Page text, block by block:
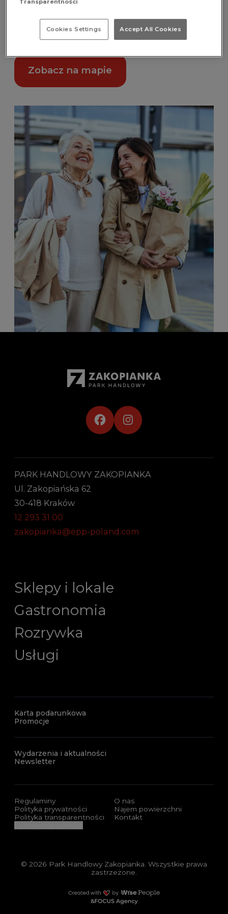
automat przygotuje go od razu do odbioru.
Kwiatomat znajduje się obok paczkomatu
Zobacz na mapie
PARK HANDLOWY ZAKOPIANKA
Ul. Zakopiańska 62
30-418 Kraków
12 293 31 00
zakopianka@epp-poland.com
Sklepy i lokale
Gastronomia
Rozrywka
Usługi
Karta podarunkowa
Promocje
Wydarzenia i aktualności
Newsletter
Regulaminy
Polityka prywatności
Polityka transparentności
O nas
Najem powierzchni
Kontakt
© 2026 Park Handlowy Zakopianka. Wszystkie prawa
zastrzeżone.
Transparentności
Cookies Settings Accept All Cookies